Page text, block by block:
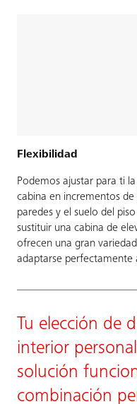
Flexibilidad
Podemos ajustar para ti
cabina en incrementos
paredes y el suelo del
sustituir una cabina de
ofrecen una gran
adaptarse perfectamente
Tu elección de
interior
solución
combinación